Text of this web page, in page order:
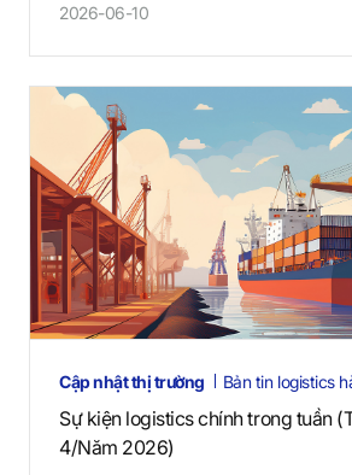
2026-06-10
Cập nhật thị trường Bản tin logistics
Sự kiện logistics chính trong tuần
4/Năm 2026)